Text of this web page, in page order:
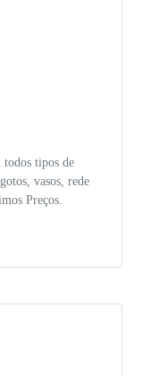
todos tipos de
vasos, rede
Preços.